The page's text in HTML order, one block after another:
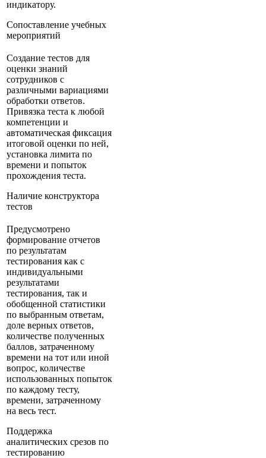
индикатору.
Сопоставление учебных
мероприятий
Создание тестов для
оценки знаний
сотрудников с
различными вариациями
обработки ответов.
Привязка теста к любой
компетенции и
автоматическая фиксация
итоговой оценки по ней,
установка лимита по
времени и попыток
прохождения теста.
Наличие конструктора
тестов
Предусмотрено
формирование отчетов
по результатам
тестирования как с
индивидуальными
результатами
тестирования, так и
обобщенной статистики
по выбранным ответам,
доле верных ответов,
количестве полученных
баллов, затраченному
времени на тот или иной
вопрос, количестве
использованных попыток
по каждому тесту,
времени, затраченному
на весь тест.
Поддержка
аналитических срезов по
тестированию